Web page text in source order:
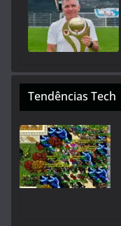
Tendências Tech